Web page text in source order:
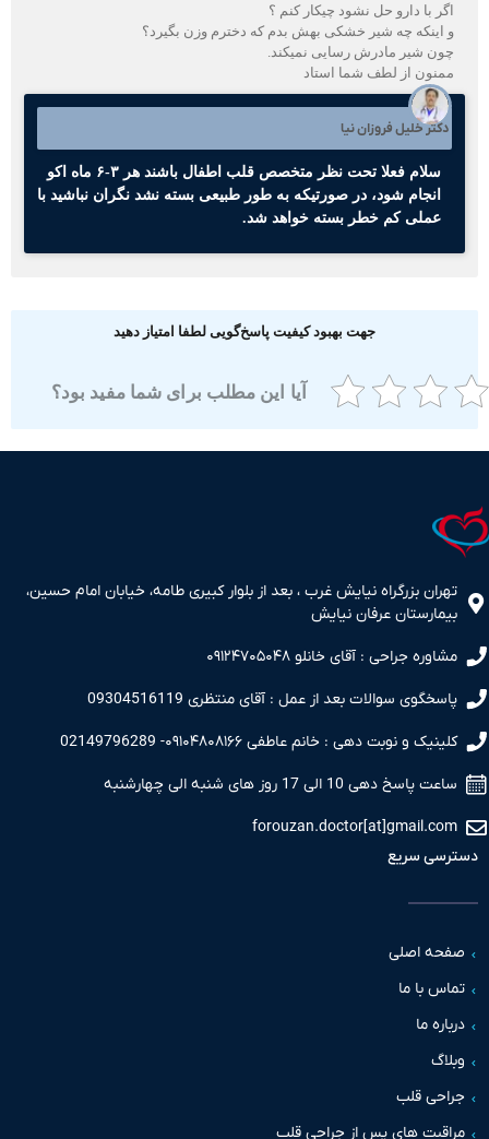
با دارو حل نشود چیکار کنم ؟
اینکه چه شیر خشکی بهش بدم که دخترم وزن بگیرد؟
شیر مادرش رسایی نمیکند.
از لطف شما استاد
دکتر خلیل فروزان نیا
سلام فعلا تحت نظر متخصص قلب اطفال باشند هر ۳-۶ ماه اکو
انجام شود، در صورتیکه به طور طبیعی بسته نشد نگران نباشید با
عملی کم خطر بسته خواهد شد.
جهت بهبود کیفیت پاسخ‌گویی لطفا امتیاز دهید
آیا این مطلب برای شما مفید بود؟
بزرگراه نیایش غرب ، بعد از بلوار کبیری طامه، خیابان امام حسین،
عرفان نیایش
جراحی : آقای خانلو ۰۹۱۲۴۷۰۵۰۴۸
سوالات بعد از عمل : آقای منتظری 09304516119
و نوبت دهی : خانم عاطفی ۰۹۱۰۴۸۰۸۱۶۶- 02149796289
دهی 10 الی 17 روز های شنبه الی چهارشنبه
سریع
اصلی
با ما
ما
قلب
های پس از جراحی قلب